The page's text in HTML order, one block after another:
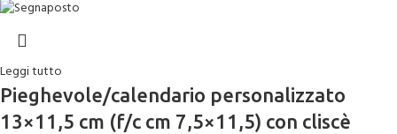
Leggi tutto
Pieghevole/calendario personalizzato
13×11,5 cm (f/c cm 7,5×11,5) con cliscè